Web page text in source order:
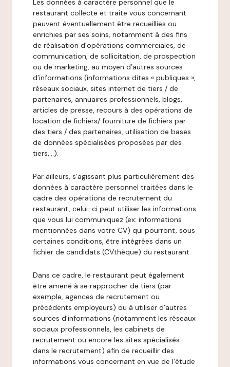
Les données à caractère personnel que le
restaurant collecte et traite vous concernant
peuvent éventuellement être recueillies ou
enrichies par ses soins, notamment à des fins
de réalisation d’opérations commerciales, de
communication, de sollicitation, de prospection
ou de marketing, au moyen d’autres sources
d’informations (informations dites « publiques »,
réseaux sociaux, sites internet de tiers / de
partenaires, annuaires professionnels, blogs,
articles de presse, recours à des opérations de
location de fichiers/ fourniture de fichiers par
des tiers / des partenaires, utilisation de bases
de données spécialisées proposées par des
tiers,…).
Par ailleurs, s’agissant plus particulièrement des
données à caractère personnel traitées dans le
cadre des opérations de recrutement du
restaurant, celui-ci peut utiliser les informations
que vous lui communiquez (ex: informations
mentionnées dans votre CV) qui pourront, sous
certaines conditions, être intégrées dans un
fichier de candidats (CVthèque) du restaurant.
Dans ce cadre, le restaurant peut également
être amené à se rapprocher de tiers (par
exemple, agences de recrutement ou
précédents employeurs) ou à utiliser d’autres
sources d’informations (notamment les réseaux
sociaux professionnels, les cabinets de
recrutement ou encore les sites spécialisés
dans le recrutement) afin de recueillir des
informations vous concernant en vue de l’étude